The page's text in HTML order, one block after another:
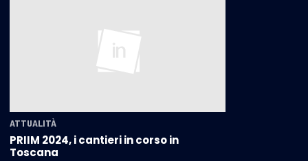
ATTUALITÀ
PRIIM 2024, i cantieri in corso in
Toscana